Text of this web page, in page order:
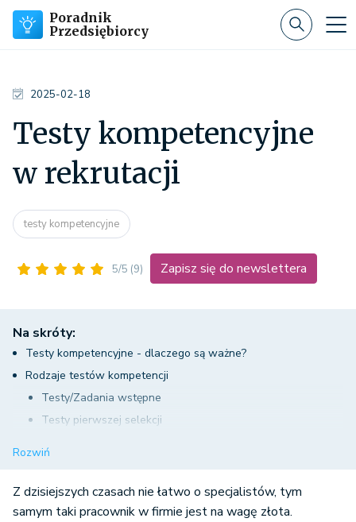
Poradnik
Przedsiębiorcy
2025-02-18
Testy kompetencyjne
w rekrutacji
testy kompetencyjne
5/5 (9) Zapisz się do newslettera
Na skróty:
Testy kompetencyjne - dlaczego są ważne?
Rodzaje testów kompetencji
Testy/Zadania wstępne
Testy pierwszej selekcji
Rozwiń
Z dzisiejszych czasach nie łatwo o specjalistów, tym
samym taki pracownik w firmie jest na wagę złota.